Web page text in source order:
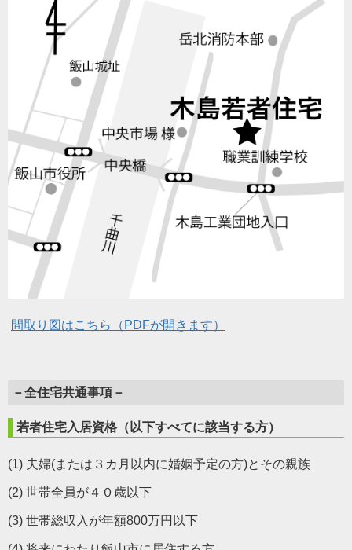
間取り図はこちら（PDFが開きます）
－全住宅共通事項－
若者住宅入居資格（以下すべてに該当する方）
(1) 夫婦(または３カ月以内に婚姻予定の方)とその親族
(2) 世帯全員が４０歳以下
(3) 世帯総収入が年額800万円以下